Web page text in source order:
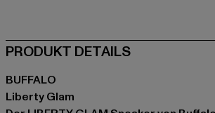
PRODUKT DETAILS
BUFFALO
Liberty Glam